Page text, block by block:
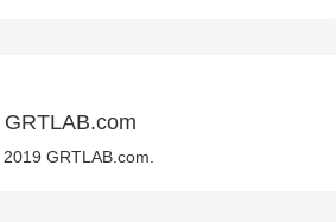
GRTLAB.com
GRTLAB.com.